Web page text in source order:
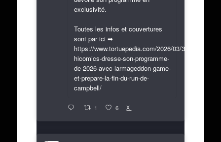
exclusivité.
Toutes les infos et couvertures
sont par ici ➡
https://www.tortuepedia.com/2026/03/31/exclusif-
hicomics-dresse-son-programme-
de-2026-avec-larmageddon-game-
et-prepare-la-fin-du-run-de-
campbell/
1 6 X